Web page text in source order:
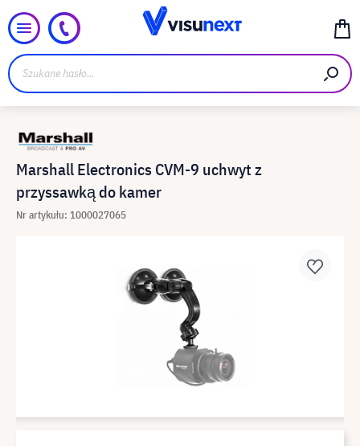
Marshall Electronics CVM-9 uchwyt z
przyssawką do kamer
Nr artykułu: 1000027065